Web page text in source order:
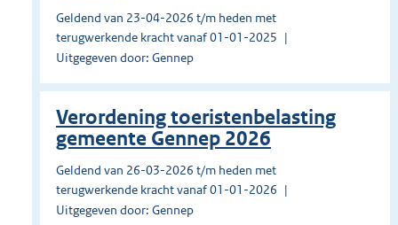
Geldend van 23-04-2026 t/m heden met
terugwerkende kracht vanaf 01-01-2025
Uitgegeven door: Gennep
Verordening toeristenbelasting
gemeente Gennep 2026
Geldend van 26-03-2026 t/m heden met
terugwerkende kracht vanaf 01-01-2026
Uitgegeven door: Gennep